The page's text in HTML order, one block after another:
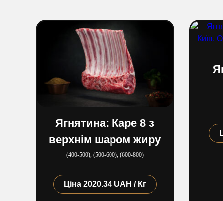
Ягнятина: Каре 8 з
верхнім шаром жиру
(400​-​500), (500​-​600), (600​-​800)
Ціна 2020.34 UAH / Кг